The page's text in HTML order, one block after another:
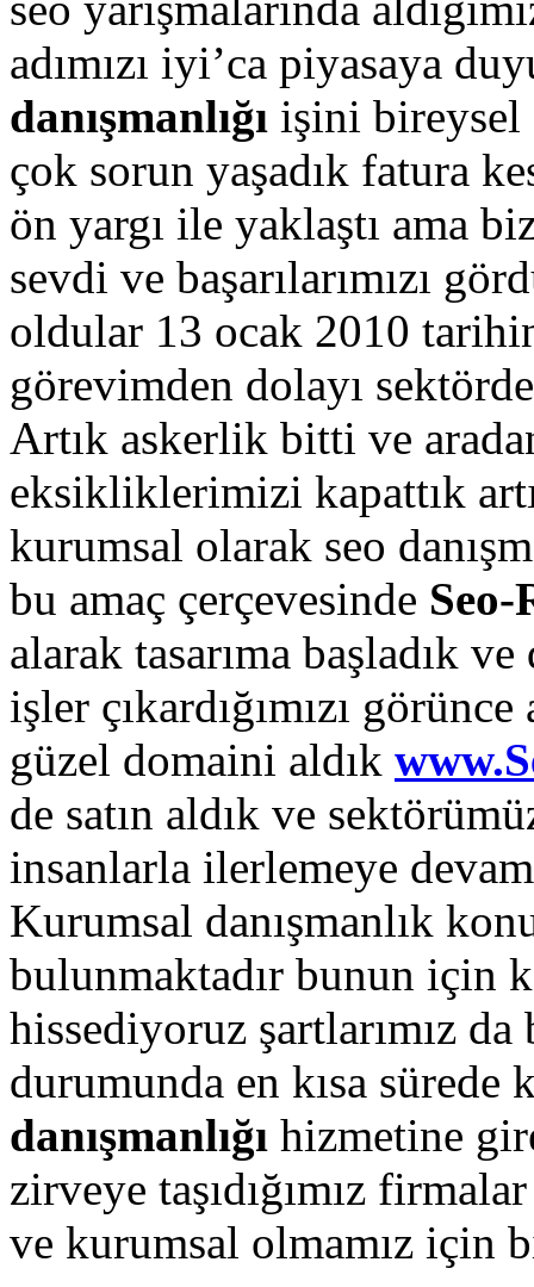
adımızı iyi’ca piyasaya
danışmanlığı işini bireysel
çok sorun yaşadık fatura
ön yargı ile yaklaştı ama
sevdi ve başarılarımızı
oldular 13 ocak 2010
görevimden dolayı
Artık askerlik bitti ve
eksikliklerimizi kapattık
kurumsal olarak seo
bu amaç çerçevesinde
alarak tasarıma başladık
işler çıkardığımızı
güzel domaini aldık
de satın aldık ve
insanlarla ilerlemeye
Kurumsal danışmanlık
bulunmaktadır bunun için
hissediyoruz şartlarımız
durumunda en kısa
danışmanlığı hizmetine
zirveye taşıdığımız
ve kurumsal olmamız için